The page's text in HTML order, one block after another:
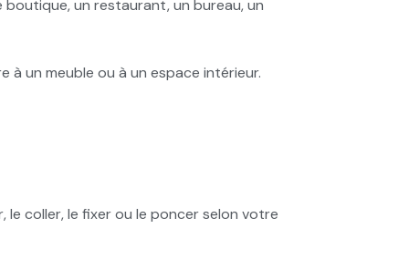
boutique, un restaurant, un bureau, un
à un meuble ou à un espace intérieur.
le coller, le fixer ou le poncer selon votre